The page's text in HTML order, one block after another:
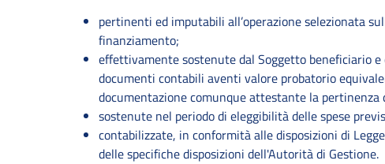
pertinenti ed imputabili all’operazione selezionata
finanziamento;
effettivamente sostenute dal Soggetto beneficiario
documenti contabili aventi valore probatorio
documentazione comunque attestante la pertinenza
sostenute nel periodo di eleggibilità delle spese
contabilizzate, in conformità alle disposizioni di
delle specifiche disposizioni dell'Autorità di Gestione.